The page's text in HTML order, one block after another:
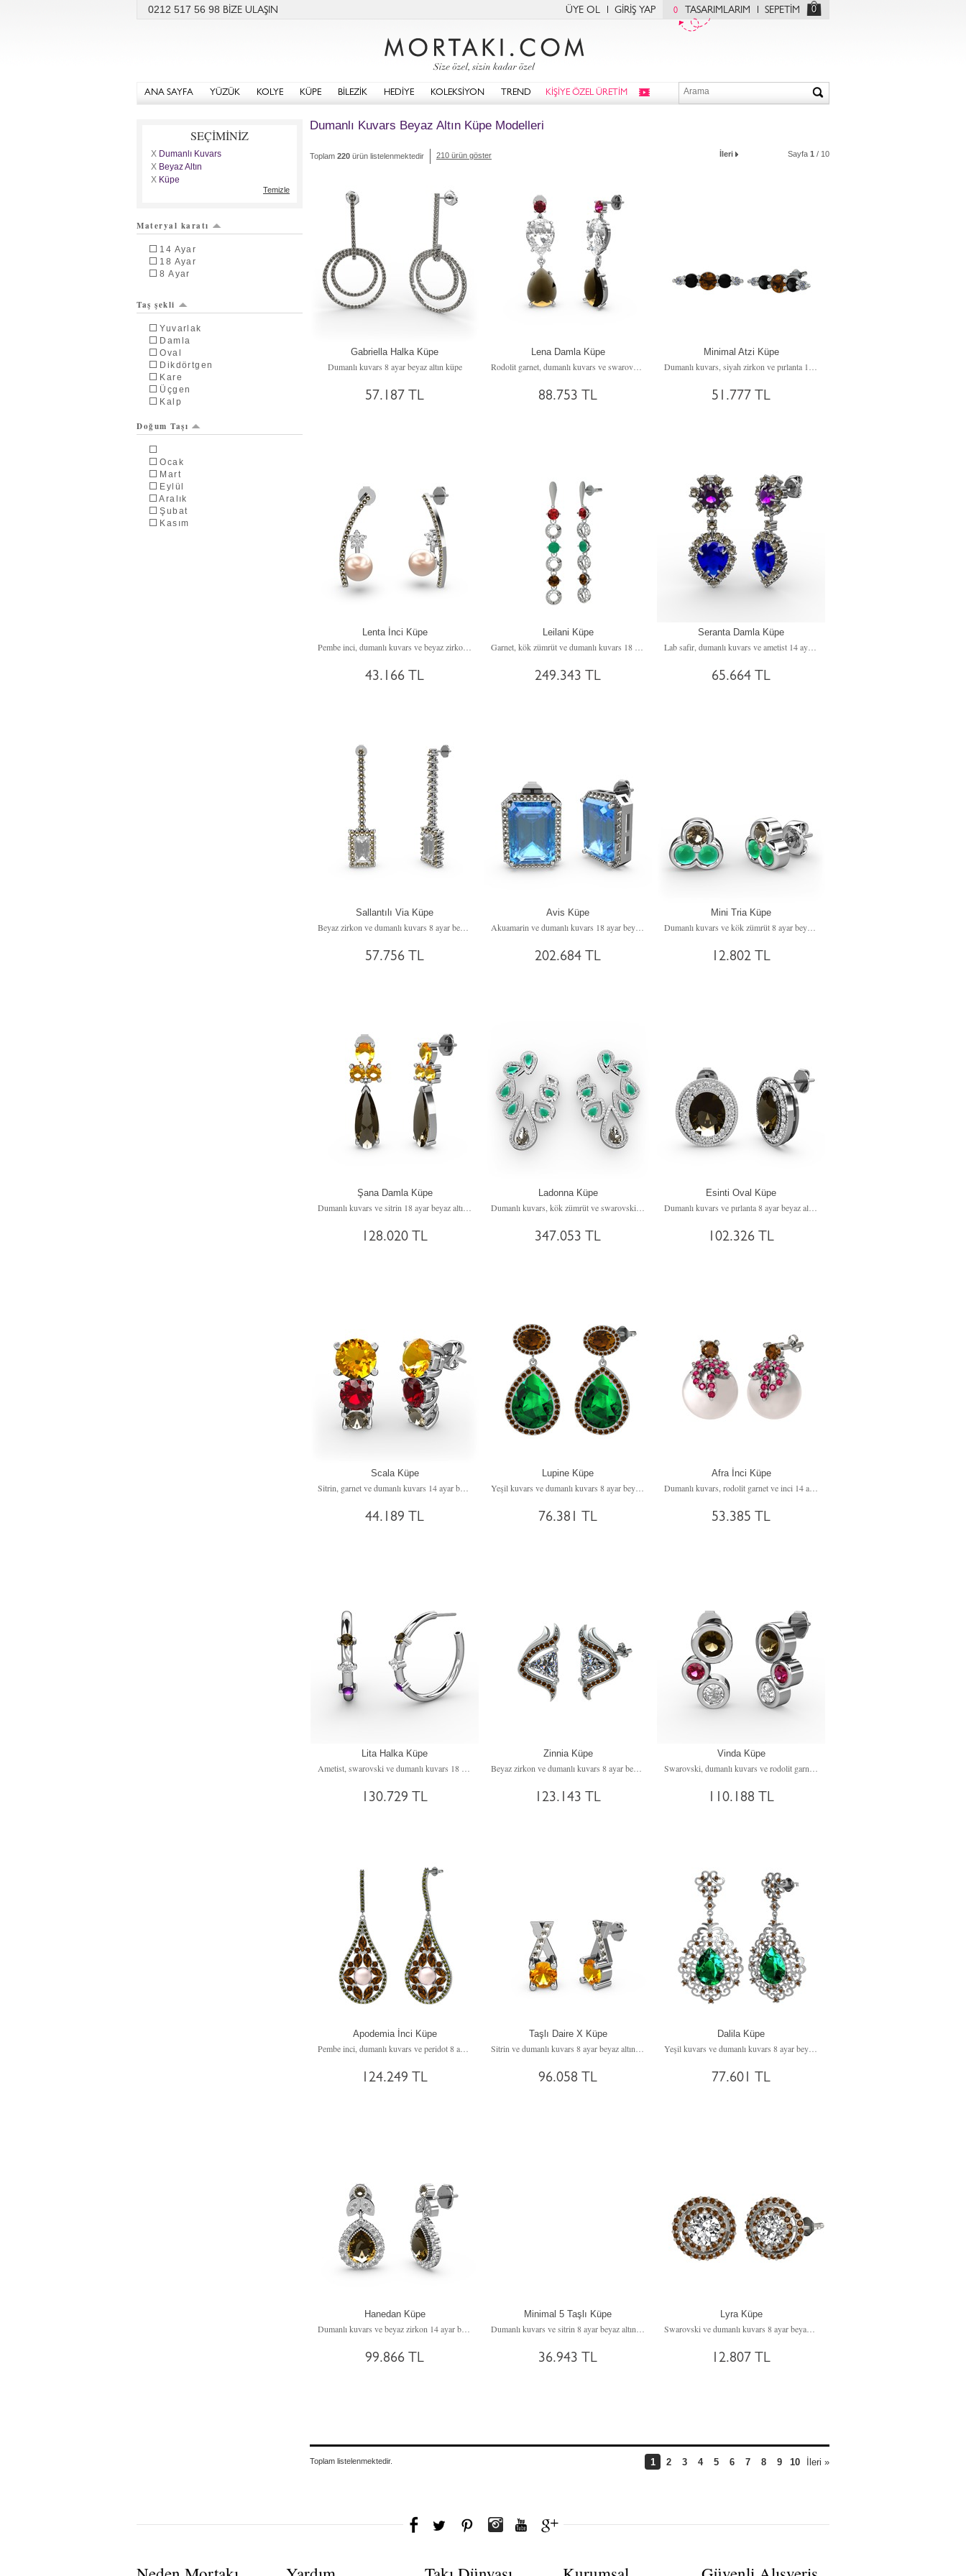
0212 517 56 98 BİZE ULAŞIN ÜYE OL GİRİŞ YAP 0 TASARIMLARIM SEPETİM 0
ANA SAYFA YÜZÜK KOLYE KÜPE BİLEZİK HEDİYE KOLEKSİYON TREND KİŞİYE ÖZEL ÜRETİM
SEÇİMİNİZ
X Dumanlı Kuvars
X Beyaz Altın
X Küpe
Temizle
Materyal karatı
14 Ayar
18 Ayar
8 Ayar
Taş şekli
Yuvarlak
Damla
Oval
Dikdörtgen
Kare
Üçgen
Kalp
Doğum Taşı
Ocak
Mart
Eylül
Aralık
Şubat
Kasım
Dumanlı Kuvars Beyaz Altın Küpe Modelleri
Toplam 220 ürün listelenmektedir 210 ürün göster İleri Sayfa 1 / 10
Gabriella Halka Küpe
Dumanlı kuvars 8 ayar beyaz altın küpe
57.187 TL
Lena Damla Küpe
88.753 TL
Minimal Atzi Küpe
51.777 TL
Lenta İnci Küpe
43.166 TL
Leilani Küpe
249.343 TL
Seranta Damla Küpe
65.664 TL
Sallantılı Via Küpe
57.756 TL
Avis Küpe
202.684 TL
Mini Tria Küpe
12.802 TL
Şana Damla Küpe
128.020 TL
Ladonna Küpe
347.053 TL
Esinti Oval Küpe
102.326 TL
Scala Küpe
44.189 TL
Lupine Küpe
76.381 TL
Afra İnci Küpe
53.385 TL
Lita Halka Küpe
130.729 TL
Zinnia Küpe
123.143 TL
Vinda Küpe
110.188 TL
Apodemia İnci Küpe
124.249 TL
Taşlı Daire X Küpe
96.058 TL
Dalila Küpe
77.601 TL
Hanedan Küpe
99.866 TL
Minimal 5 Taşlı Küpe
36.943 TL
Lyra Küpe
12.807 TL
Toplam listelenmektedir. İleri »
1 2 3 4 5 6 7 8 9 10